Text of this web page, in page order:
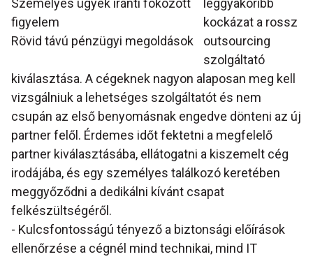
Személyes ügyek iránti fokozott
figyelem
Rövid távú pénzügyi megoldások
leggyakoribb
kockázat a rossz
outsourcing
szolgáltató
kiválasztása. A cégeknek nagyon alaposan meg kell
vizsgálniuk a lehetséges szolgáltatót és nem
csupán az első benyomásnak engedve dönteni az új
partner felől. Érdemes időt fektetni a megfelelő
partner kiválasztásába, ellátogatni a kiszemelt cég
irodájába, és egy személyes találkozó keretében
meggyőződni a dedikálni kívánt csapat
felkészültségéről.
- Kulcsfontosságú tényező a biztonsági előírások
ellenőrzése a cégnél mind technikai, mind IT